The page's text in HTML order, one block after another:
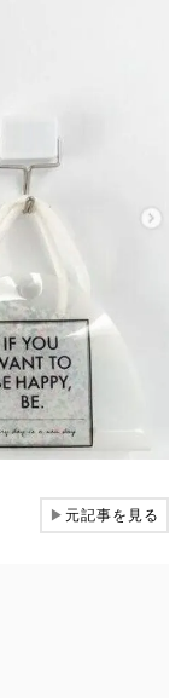
▶元記事を見る